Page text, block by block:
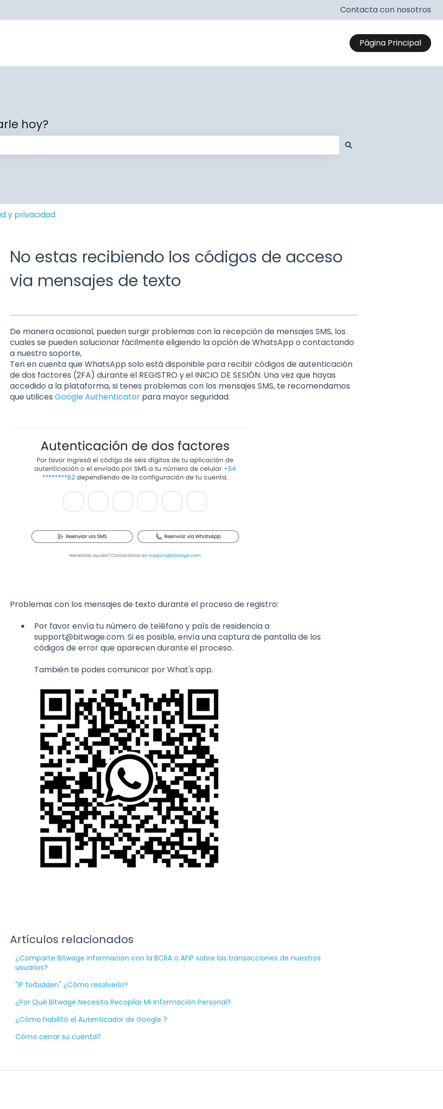
Contacta con nosotros
Página Principal
hoy?
y privacidad
No estas recibiendo los códigos de acceso
via mensajes de texto
De manera ocasional, pueden surgir problemas con la recepción de mensajes SMS, los
cuales se pueden solucionar fácilmente eligiendo la opción de WhatsApp o contactando
a nuestro soporte,
Ten en cuenta que WhatsApp solo está disponible para recibir códigos de autenticación
de dos factores (2FA) durante el REGISTRO y el INICIO DE SESIÓN. Una vez que hayas
accedido a la plataforma, si tenes problemas con los mensajes SMS, te recomendamos
que utilices Google Authenticatorpara mayor seguridad.
Problemas con los mensajes de texto durante el proceso de registro:
Por favor envía tu número de teléfono y país de residencia a
support@bitwage.com. Si es posible, envía una captura de pantalla de los
códigos de error que aparecen durante el proceso.
También te podes comunicar por What's app.
Artículos relacionados
¿Comparte Bitwage información con la BCRA o AFIP sobre las transacciones de nuestros
usuarios?
"IP forbidden" ¿Cómo resolverlo?
¿Por Qué Bitwage Necesita Recopilar Mi Información Personal?
¿Cómo habilitó el Autenticador de Google ?
Cómo cerrar su cuenta?